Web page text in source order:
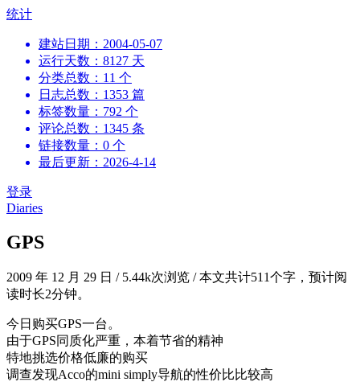
跳
统计
建站日期：2004-05-07
运行天数：8127 天
分类总数：11 个
日志总数：1353 篇
标签数量：792 个
评论总数：1345 条
链接数量：0 个
最后更新：2026-4-14
登录
Diaries
GPS
2009 年 12 月 29 日 /5.44k次浏览 /本文共计511个字，预计阅
读时长2分钟。
今日购买GPS一台。
由于GPS同质化严重，本着节省的精神
特地挑选价格低廉的购买
调查发现Acco的mini simply导航的性价比比较高